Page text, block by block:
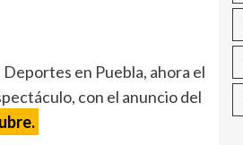
en Puebla, ahora el
con el anuncio del